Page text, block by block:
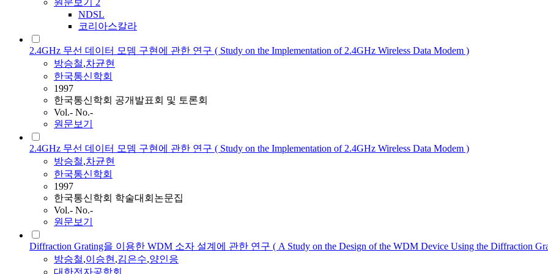
원문보기 2
NDSL
코리아스칼라
2.4GHz 무선 데이터 모뎀 구현에 관한 연구 ( Study on the Implementation of 2.4GHz Wireless Data Modem )
방승철,차균현
한국통신학회
1997
한국통신학회 공개발표회 및 토론회
Vol.- No.-
원문보기
2.4GHz 무선 데이터 모뎀 구현에 관한 연구 ( Study on the Implementation of 2.4GHz Wireless Data Modem )
방승철,차균현
한국통신학회
1997
한국통신학회 학술대회논문집
Vol.- No.-
원문보기
Diffraction Grating을 이용한 WDM 소자 설계에 관한 연구 ( A Study on the Design of the WDM Device Using the Diffraction
방승철,이승현,김은수,양인응